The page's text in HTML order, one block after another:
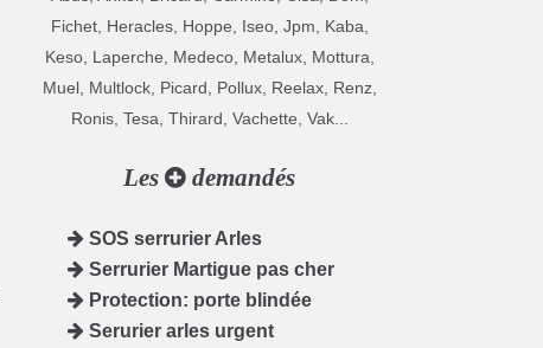
Fichet, Heracles, Hoppe, Iseo, Jpm, Kaba,
Keso, Laperche, Medeco, Metalux, Mottura,
Muel, Multlock, Picard, Pollux, Reelax, Renz,
Ronis, Tesa, Thirard, Vachette, Vak...
Les demandés
SOS serrurier Arles
Serrurier Martigue pas cher
Protection: porte blindée
Serurier arles urgent